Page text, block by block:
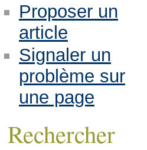
Proposer un
article
Signaler un
problème sur
une page
Rechercher